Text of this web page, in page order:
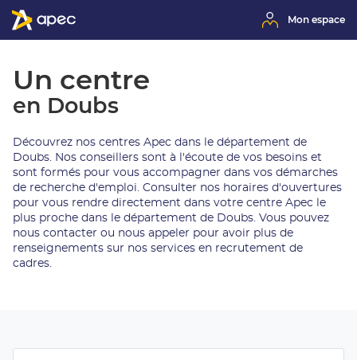
Mon espace
Un centre
en Doubs
Découvrez nos centres Apec dans le département de
Doubs. Nos conseillers sont à l'écoute de vos besoins et
sont formés pour vous accompagner dans vos démarches
de recherche d'emploi. Consulter nos horaires d'ouvertures
pour vous rendre directement dans votre centre Apec le
plus proche dans le département de Doubs. Vous pouvez
nous contacter ou nous appeler pour avoir plus de
renseignements sur nos services en recrutement de
cadres.